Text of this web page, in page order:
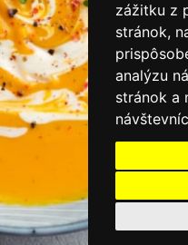
zážitku z
stránok,
analýzu
stránok a